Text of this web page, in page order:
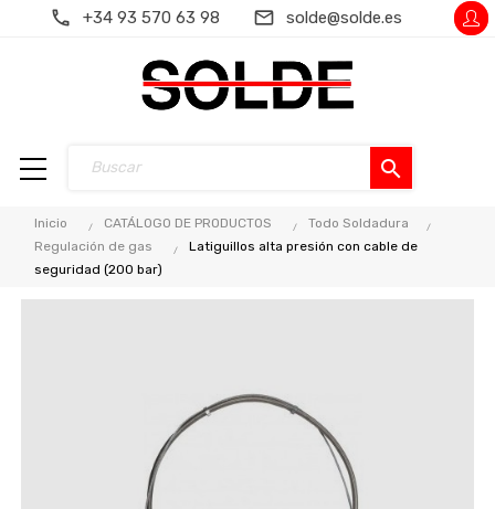
+34 93 570 63 98 solde@solde.es
search
Inicio CATÁLOGO DE PRODUCTOS
Todo Soldadura
Regulación de gas
Latiguillos alta presión con cable de
seguridad (200 bar)